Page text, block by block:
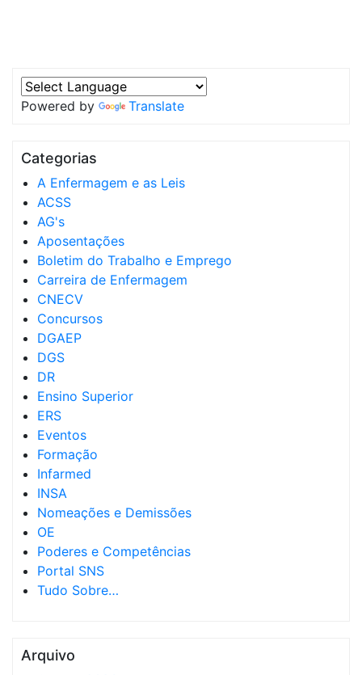
Powered by Translate
Categorias
A Enfermagem e as Leis
ACSS
AG's
Aposentações
Boletim do Trabalho e Emprego
Carreira de Enfermagem
CNECV
Concursos
DGAEP
DGS
DR
Ensino Superior
ERS
Eventos
Formação
Infarmed
INSA
Nomeações e Demissões
OE
Poderes e Competências
Portal SNS
Tudo Sobre…
Arquivo